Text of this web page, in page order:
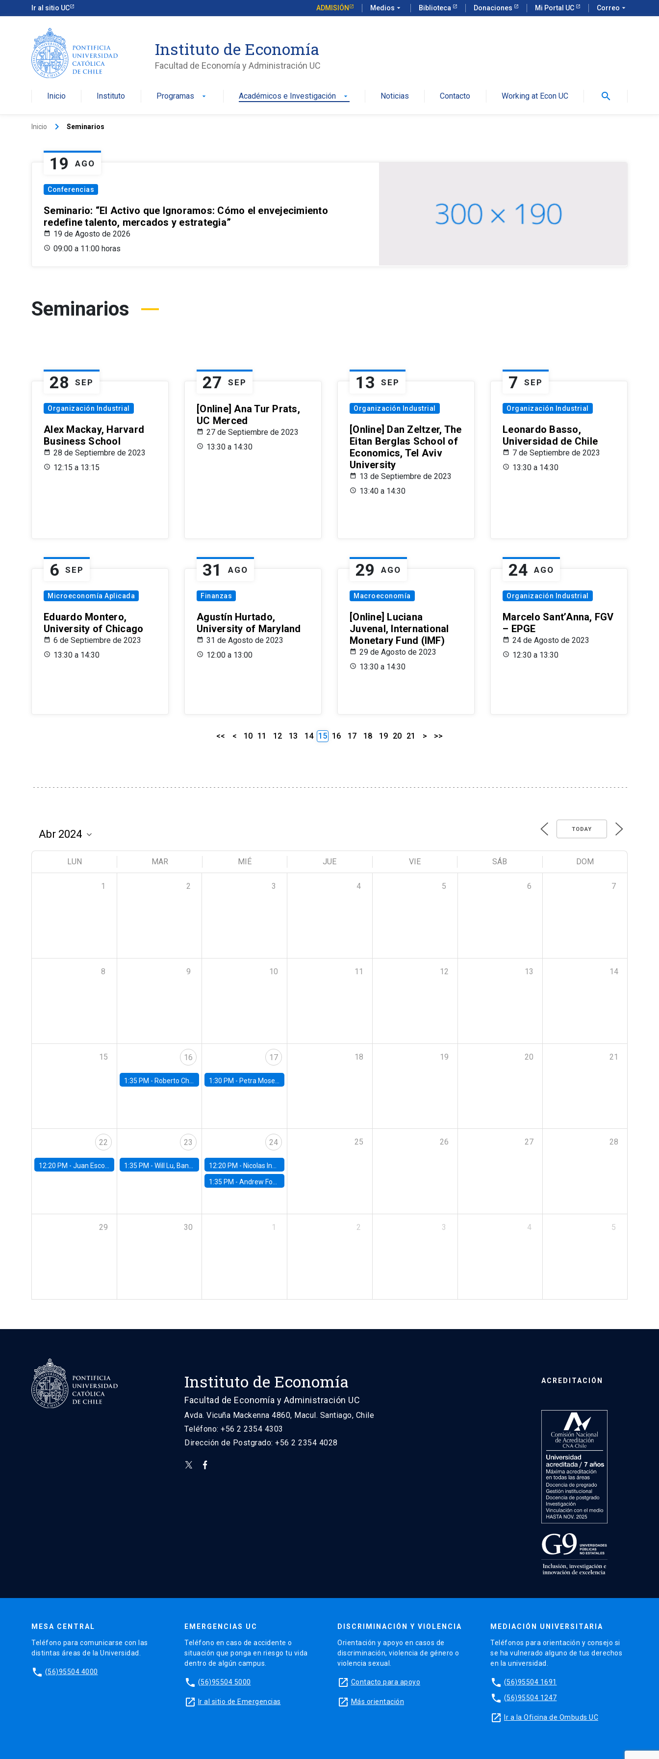
Ir al sitio UC ADMISIÓN Medios arrow_drop_down Biblioteca Donaciones Mi Portal UC Correo arrow_drop_down
Instituto de Economía
Facultad de Economía y Administración UC
Inicio Instituto Programas arrow_drop_down Académicos e Investigación arrow_drop_down Noticias Contacto Working at Econ UC search
Inicio keyboard_arrow_right Seminarios
19 AGO
Conferencias
Seminario: “El Activo que Ignoramos: Cómo el envejecimiento
redefine talento, mercados y estrategia”
19 de Agosto de 2026
09:00 a 11:00 horas
Seminarios
28 SEP
Organización Industrial
Alex Mackay, Harvard
Business School
28 de Septiembre de 2023
12:15 a 13:15
27 SEP
[Online] Ana Tur Prats,
UC Merced
27 de Septiembre de 2023
13:30 a 14:30
13 SEP
Organización Industrial
[Online] Dan Zeltzer, The
Eitan Berglas School of
Economics, Tel Aviv
University
13 de Septiembre de 2023
13:40 a 14:30
7 SEP
Organización Industrial
Leonardo Basso,
Universidad de Chile
7 de Septiembre de 2023
13:30 a 14:30
6 SEP
Microeconomía Aplicada
Eduardo Montero,
University of Chicago
6 de Septiembre de 2023
13:30 a 14:30
31 AGO
Finanzas
Agustín Hurtado,
University of Maryland
31 de Agosto de 2023
12:00 a 13:00
29 AGO
Macroeconomía
[Online] Luciana
Juvenal, International
Monetary Fund (IMF)
29 de Agosto de 2023
13:30 a 14:30
24 AGO
Organización Industrial
Marcelo Sant’Anna, FGV
– EPGE
24 de Agosto de 2023
12:30 a 13:30
<< < 10 11 12 13 14 15 16 17 18 19 20 21 > >>
TODAY
LUN MAR MIÉ JUE VIE SÁB DOM
1 2 3 4 5 6 7
8 9 10 11 12 13 14
15 16
1:35 PM - Roberto Chang, Rutgers University
17
1:30 PM - Petra Moser, NYU Stern
18 19 20 21
22
12:20 PM - Juan Escobar, Universidad de Chile
23
1:35 PM - Will Lu, Banco Central de Chile
24
12:20 PM - Nicolas Inostroza, Rotman School of Management, University of Toronto
1:35 PM -Andrew Foster, Brown University
25 26 27 28
29 30 1 2 3 4 5
Instituto de Economía
Facultad de Economía y Administración UC
Avda. Vicuña Mackenna 4860, Macul. Santiago, Chile
Teléfono: +56 2 2354 4303
Dirección de Postgrado: +56 2 2354 4028
ACREDITACIÓN
MESA CENTRAL
Teléfono para comunicarse con las
distintas áreas de la Universidad.
phone (56)95504 4000
EMERGENCIAS UC
Teléfono en caso de accidente o
situación que ponga en riesgo tu vida
dentro de algún campus.
phone (56)95504 5000
launch Ir al sitio de Emergencias
DISCRIMINACIÓN Y VIOLENCIA
Orientación y apoyo en casos de
discriminación, violencia de género o
violencia sexual.
launch Contacto para apoyo
launch Más orientación
MEDIACIÓN UNIVERSITARIA
Teléfonos para orientación y consejo si
se ha vulnerado alguno de tus derechos
en la universidad.
phone (56)95504 1691
phone (56)95504 1247
launch Ir a la Oficina de Ombuds UC